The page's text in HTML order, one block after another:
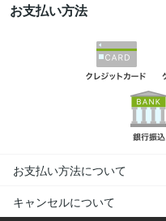
お支払い方法
お支払い方法について
キャンセルについて